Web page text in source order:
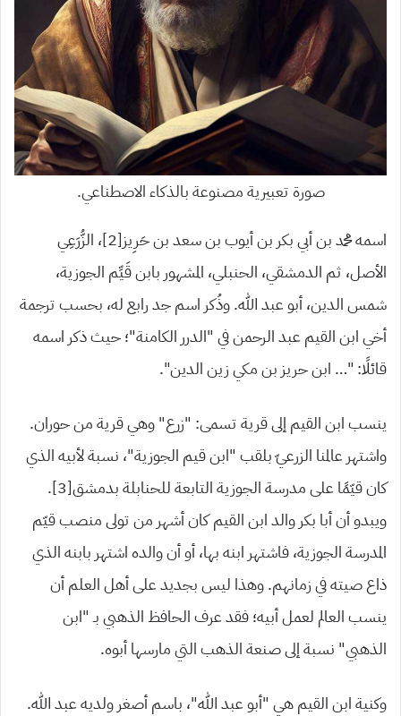
صورة تعبيرية مصنوعة بالذكاء الاصطناعي.
اسمه محمد بن أبي بكر بن أيوب بن سعد بن حَرِيز[2]، الزُّرَعِي
الأصل، ثم الدمشقي، الحنبلي، المشهور بابن قَيِّم الجوزية،
شمس الدين، أبو عبد الله. وذُكر اسم جد رابع له، بحسب ترجمة
أخي ابن القيم عبد الرحمن في “الدرر الكامنة”؛ حيث ذكر اسمه
قائلًا: “… ابن حريز بن مكي زين الدين”.
ينسب ابن القيم إلى قرية تسمى: “زرع” وهي قرية من حوران.
واشتهر عالمنا الزرعيّ بلقب “ابن قيم الجوزية”، نسبة لأبيه الذي
كان قيّمًا على مدرسة الجوزية التابعة للحنابلة بدمشق[3].
ويبدو أن أبا بكر والد ابن القيم كان أشهر من تولى منصب قيّم
المدرسة الجوزية، فاشتهر ابنه بها، أو أن والده اشتهر بابنه الذي
ذاع صيته في زمانهم. وهذا ليس بجديد على أهل العلم أن
ينسب العالم لعمل أبيه؛ فقد عرف الحافظ الذهبي بـ “ابن
الذهبي” نسبة إلى صنعة الذهب التي مارسها أبوه.
وكنية ابن القيم هي “أبو عبد الله”، باسم أصغر ولديه عبد الله.